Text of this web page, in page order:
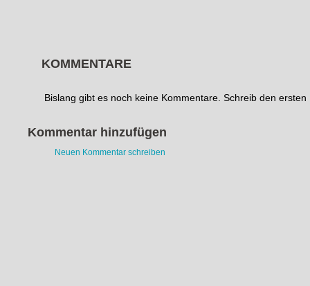
KOMMENTARE
Bislang gibt es noch keine Kommentare. Schreib den ersten
Kommentar hinzufügen
Neuen Kommentar schreiben